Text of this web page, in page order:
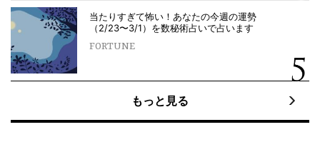
当たりすぎて怖い！あなたの今週の運勢
（2/23〜3/1）を数秘術占いで占います
FORTUNE
もっと見る